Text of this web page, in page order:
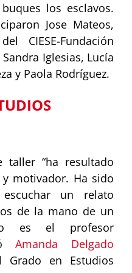
los esclavos.
Jose Mateos,
CIESE-Fundación
Iglesias, Lucía
y Paola Rodríguez.
taller “ha resultado
motivador. Ha sido
un relato
de la mano de un
es el profesor
Amanda Delgado
Grado en Estudios